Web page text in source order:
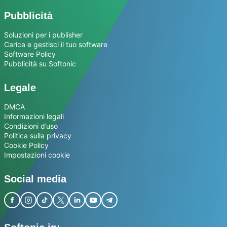
Pubblicità
Soluzioni per i publisher
Carica e gestisci il tuo software
Software Policy
Pubblicità su Softonic
Legale
DMCA
Informazioni legali
Condizioni d’uso
Politica sulla privacy
Cookie Policy
Impostazioni cookie
Social media